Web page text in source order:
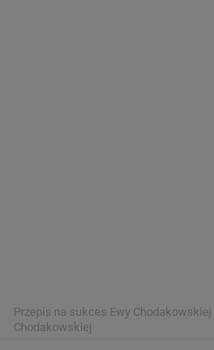
Przepis na sukces Ewy Chodakowskiej
Chodakowskiej